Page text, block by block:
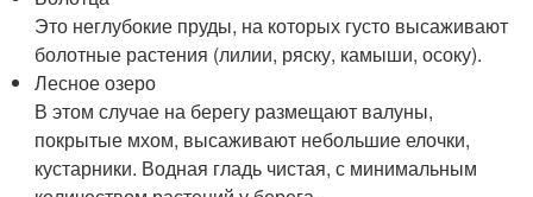
Это неглубокие пруды, на которых густо высаживают
болотные растения (лилии, ряску, камыши, осоку).
Лесное озеро
В этом случае на берегу размещают валуны,
покрытые мхом, высаживают небольшие елочки,
кустарники. Водная гладь чистая, с минимальным